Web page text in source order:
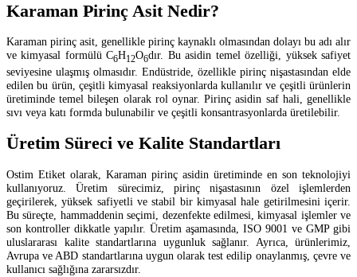
Karaman Pirinç Asit Nedir?
Karaman pirinç asit, genellikle pirinç kaynaklı olmasından dolayı bu adı alır
ve kimyasal formülü C6H12O6dır. Bu asidin temel özelliği, yüksek safiyet
seviyesine ulaşmış olmasıdır. Endüstride, özellikle pirinç nişastasından elde
edilen bu ürün, çeşitli kimyasal reaksiyonlarda kullanılır ve çeşitli ürünlerin
üretiminde temel bileşen olarak rol oynar. Pirinç asidin saf hali, genellikle
sıvı veya katı formda bulunabilir ve çeşitli konsantrasyonlarda üretilebilir.
Üretim Süreci ve Kalite Standartları
Ostim Etiket olarak, Karaman pirinç asidin üretiminde en son teknolojiyi
kullanıyoruz. Üretim sürecimiz, pirinç nişastasının özel işlemlerden
geçirilerek, yüksek safiyetli ve stabil bir kimyasal hale getirilmesini içerir.
Bu süreçte, hammaddenin seçimi, dezenfekte edilmesi, kimyasal işlemler ve
son kontroller dikkatle yapılır. Üretim aşamasında, ISO 9001 ve GMP gibi
uluslararası kalite standartlarına uygunluk sağlanır. Ayrıca, ürünlerimiz,
Avrupa ve ABD standartlarına uygun olarak test edilip onaylanmış, çevre ve
kullanıcı sağlığına zararsızdır.